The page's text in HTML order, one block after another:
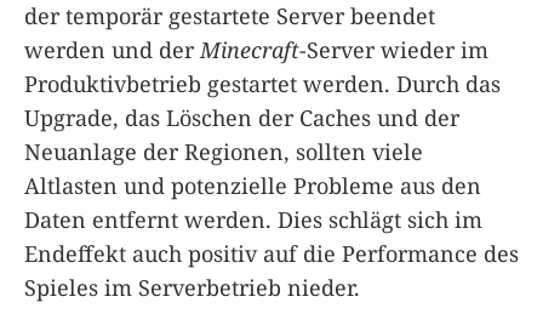
der temporär gestartete Server beendet
werden und derMinecraft-Server wieder im
Produktivbetrieb gestartet werden. Durch das
Upgrade, das Löschen der Caches und der
Neuanlage der Regionen, sollten viele
Altlasten und potenzielle Probleme aus den
Daten entfernt werden. Dies schlägt sich im
Endeffekt auch positiv auf die Performance des
Spieles im Serverbetrieb nieder.